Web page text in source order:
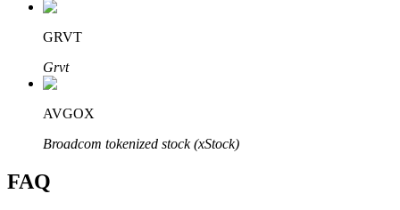
Affiliés Bitrue
Jusqu'à 65 % de commissions !
GRVT
Grvt
AVGOX
Broadcom tokenized stock (xStock)
FAQ